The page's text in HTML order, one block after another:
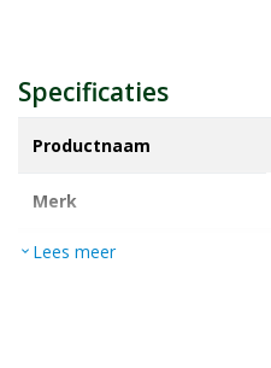
Specificaties
Productnaam
Merk
EAN
expand_more Lees meer